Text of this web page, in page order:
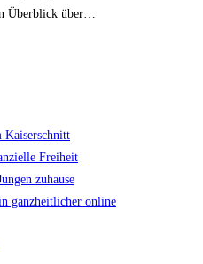
Überblick über…
Kaiserschnitt
Freiheit
zuhause
ganzheitlicher online